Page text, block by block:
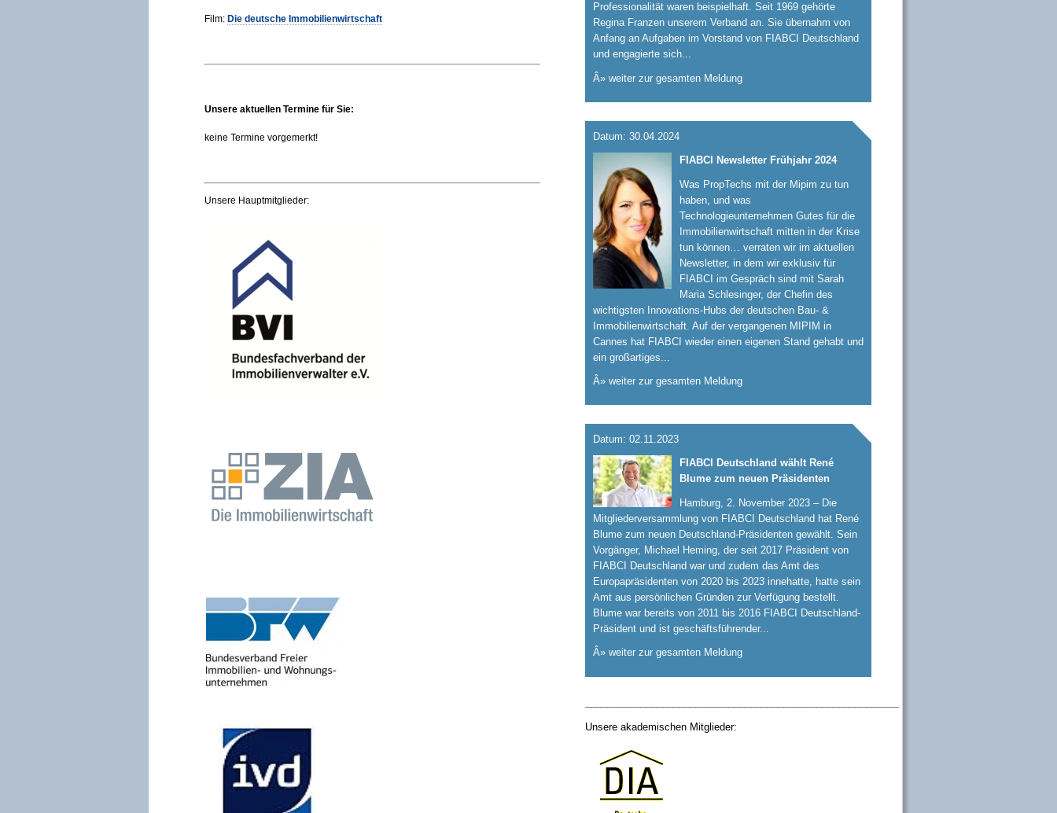
Film: Die deutsche Immobilienwirtschaft
Unsere aktuellen Termine für Sie:
keine Termine vorgemerkt!
Unsere Hauptmitglieder:
Professionalität waren beispielhaft. Seit 1969 gehörte
Regina Franzen unserem Verband an. Sie übernahm von
Anfang an Aufgaben im Vorstand von FIABCI Deutschland
und engagierte sich...
Â» weiter zur gesamten Meldung
Datum: 30.04.2024
FIABCI Newsletter Frühjahr 2024
Was PropTechs mit der Mipim zu tun
haben, und was
Technologieunternehmen Gutes für die
Immobilienwirtschaft mitten in der Krise
tun können… verraten wir im aktuellen
Newsletter, in dem wir exklusiv für
FIABCI im Gespräch sind mit Sarah
Maria Schlesinger, der Chefin des
wichtigsten Innovations-Hubs der deutschen Bau- &
Immobilienwirtschaft. Auf der vergangenen MIPIM in
Cannes hat FIABCI wieder einen eigenen Stand gehabt und
ein großartiges...
Â» weiter zur gesamten Meldung
Datum: 02.11.2023
FIABCI Deutschland wählt René
Blume zum neuen Präsidenten
Hamburg, 2. November 2023 – Die
Mitgliederversammlung von FIABCI Deutschland hat René
Blume zum neuen Deutschland-Präsidenten gewählt. Sein
Vorgänger, Michael Heming, der seit 2017 Präsident von
FIABCI Deutschland war und zudem das Amt des
Europapräsidenten von 2020 bis 2023 innehatte, hatte sein
Amt aus persönlichen Gründen zur Verfügung bestellt.
Blume war bereits von 2011 bis 2016 FIABCI Deutschland-
Präsident und ist geschäftsführender...
Â» weiter zur gesamten Meldung
Unsere akademischen Mitglieder: